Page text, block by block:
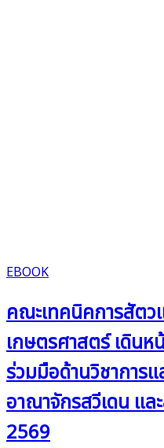
EBOOK
คณะเทคนิคการสัต
เกษตรศาสตร์ เดินห
ร่วมมือด้านวิชาการ
อาณาจักรสวีเดน แ
2569